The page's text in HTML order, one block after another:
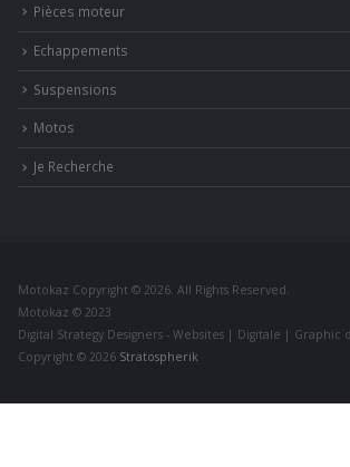
Pièces moteur
Echappements
Suspensions
Motos
Je Recherche
Motokaz Copyright © 2026. All Rights Reserved.
Motokaz © 2023
Digital Strategy Designers - Websites | Digitale | Graphic
Copyright © 2026 Stratospherik